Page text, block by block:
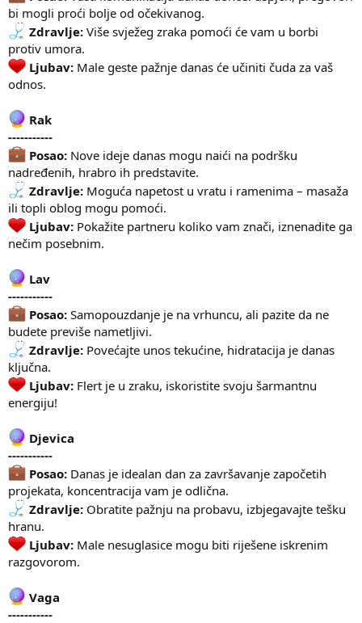
bi mogli proći bolje od očekivanog.
Zdravlje: Više svježeg zraka pomoći će vam u borbi
protiv umora.
Ljubav: Male geste pažnje danas će učiniti čuda za vaš
odnos.
Rak
-----------
Posao: Nove ideje danas mogu naići na podršku
nadređenih, hrabro ih predstavite.
Zdravlje: Moguća napetost u vratu i ramenima – masaža
ili topli oblog mogu pomoći.
Ljubav: Pokažite partneru koliko vam znači, iznenadite ga
nečim posebnim.
Lav
-----------
Posao: Samopouzdanje je na vrhuncu, ali pazite da ne
budete previše nametljivi.
Zdravlje: Povećajte unos tekućine, hidratacija je danas
ključna.
Ljubav: Flert je u zraku, iskoristite svoju šarmantnu
energiju!
Djevica
-----------
Posao: Danas je idealan dan za završavanje započetih
projekata, koncentracija vam je odlična.
Zdravlje: Obratite pažnju na probavu, izbjegavajte tešku
hranu.
Ljubav: Male nesuglasice mogu biti riješene iskrenim
razgovorom.
Vaga
-----------